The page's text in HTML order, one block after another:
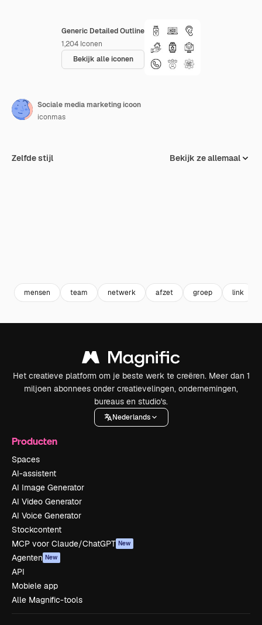
Generic Detailed Outline
1,204 Iconen
Bekijk alle iconen
Sociale media marketing icoon
iconmas
Zelfde stijl Bekijk ze allemaal
mensen team netwerk afzet groep link
Het creatieve platform om je beste werk te creëren. Meer dan 1
miljoen abonnees onder creatievelingen, ondernemingen,
bureaus en studio's.
Nederlands
Producten
Spaces
AI-assistent
AI Image Generator
AI Video Generator
AI Voice Generator
Stockcontent
MCP voor Claude/ChatGPT New
Agenten New
API
Mobiele app
Alle Magnific-tools